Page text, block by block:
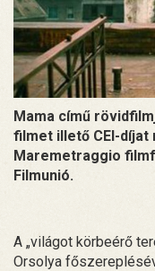
Mama című
filmet illető CEI-díjat
Maremetraggio
Filmunió.
A „világot körbeérő
Orsolya